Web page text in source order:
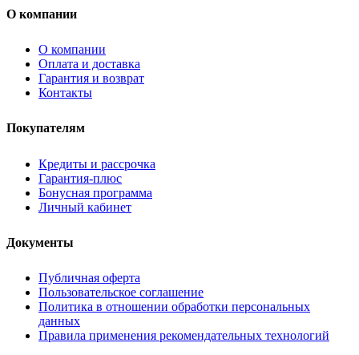
О компании
О компании
Оплата и доставка
Гарантия и возврат
Контакты
Покупателям
Кредиты и рассрочка
Гарантия-плюс
Бонусная программа
Личный кабинет
Документы
Публичная оферта
Пользовательское соглашение
Политика в отношении обработки персональных
данных
Правила применения рекомендательных технологий